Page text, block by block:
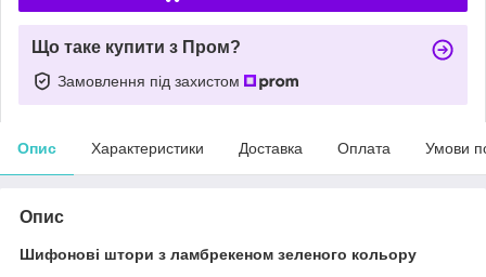
Що таке купити з Пром?
Замовлення під захистом
Опис Характеристики Доставка Оплата Умови
Опис
Шифонові штори з ламбрекеном зеленого кольору